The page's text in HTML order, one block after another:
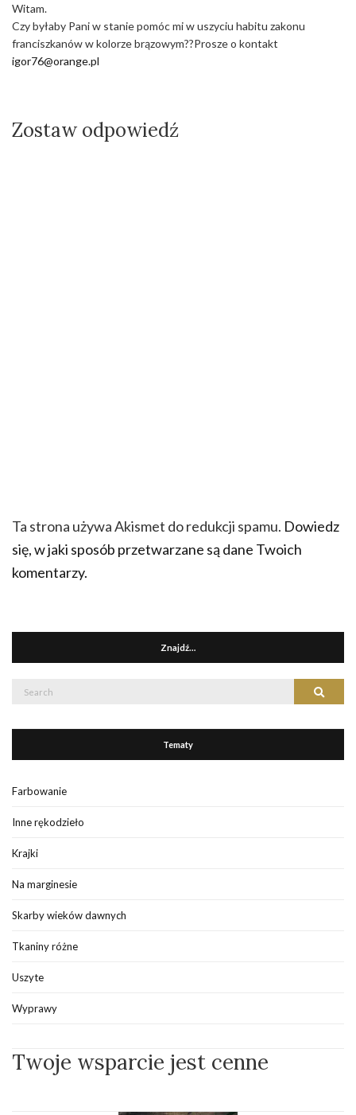
Witam.
Czy byłaby Pani w stanie pomóc mi w uszyciu habitu zakonu
franciszkanów w kolorze brązowym??Prosze o kontakt
igor76@orange.pl
Zostaw odpowiedź
Ta strona używa Akismet do redukcji spamu. Dowiedz
się, w jaki sposób przetwarzane są dane Twoich
komentarzy.
Znajdź…
Search
Tematy
Farbowanie
Inne rękodzieło
Krajki
Na marginesie
Skarby wieków dawnych
Tkaniny różne
Uszyte
Wyprawy
Twoje wsparcie jest cenne